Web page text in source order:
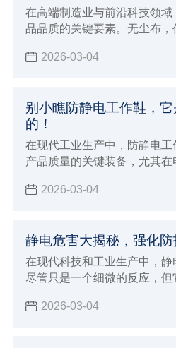
在高端制造业与前沿科技领
品品质的关键要素。无尘布
2026-03-04
别小瞧防静电工作鞋，它
的！
在现代工业生产中，防静电
产品质量的关键装备，尤其
2026-03-04
静电危害大揭秘，强化防
在现代科技和工业生产中，静
尽管只是一个细微的反应，
篇文章您一定要点进来看看，
2026-03-04